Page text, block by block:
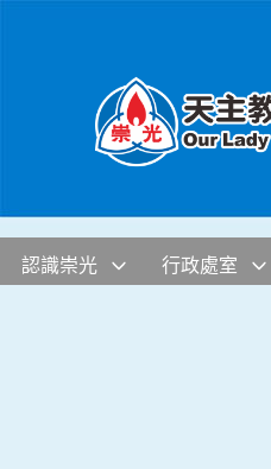
認識崇光 行政處室